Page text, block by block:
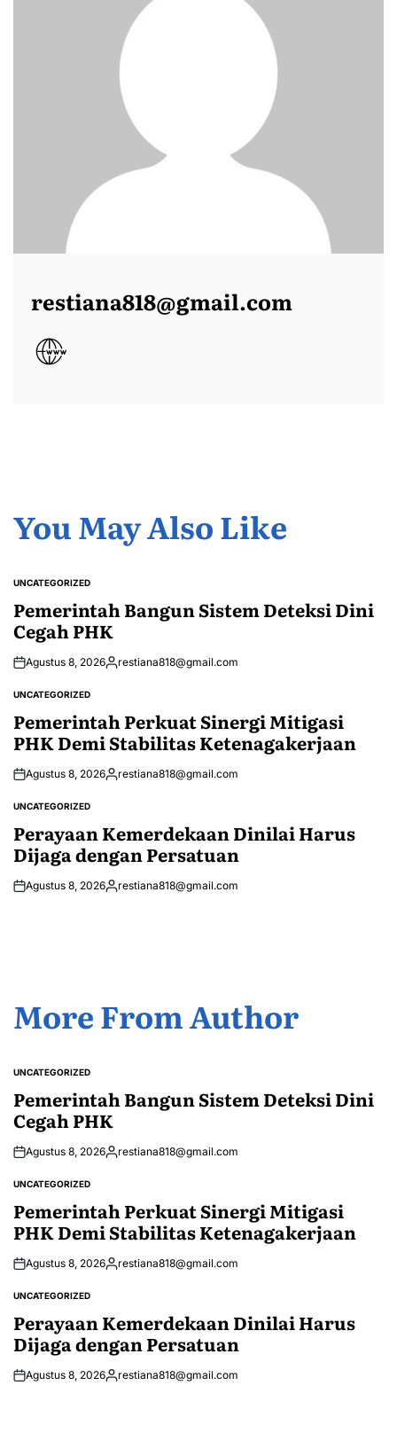
restiana818@gmail.com
You May Also Like
POSTED
UNCATEGORIZED
Pemerintah Bangun Sistem Deteksi Dini
Cegah PHK
Agustus 8, 2026Posted
restiana818@gmail.com
POSTED
UNCATEGORIZED
Pemerintah Perkuat Sinergi Mitigasi
PHK Demi Stabilitas Ketenagakerjaan
Agustus 8, 2026Posted
restiana818@gmail.com
POSTED
UNCATEGORIZED
Perayaan Kemerdekaan Dinilai Harus
Dijaga dengan Persatuan
Agustus 8, 2026Posted
restiana818@gmail.com
More From Author
POSTED
UNCATEGORIZED
Pemerintah Bangun Sistem Deteksi Dini
Cegah PHK
Agustus 8, 2026Posted
restiana818@gmail.com
POSTED
UNCATEGORIZED
Pemerintah Perkuat Sinergi Mitigasi
PHK Demi Stabilitas Ketenagakerjaan
Agustus 8, 2026Posted
restiana818@gmail.com
POSTED
UNCATEGORIZED
Perayaan Kemerdekaan Dinilai Harus
Dijaga dengan Persatuan
Agustus 8, 2026Posted
restiana818@gmail.com